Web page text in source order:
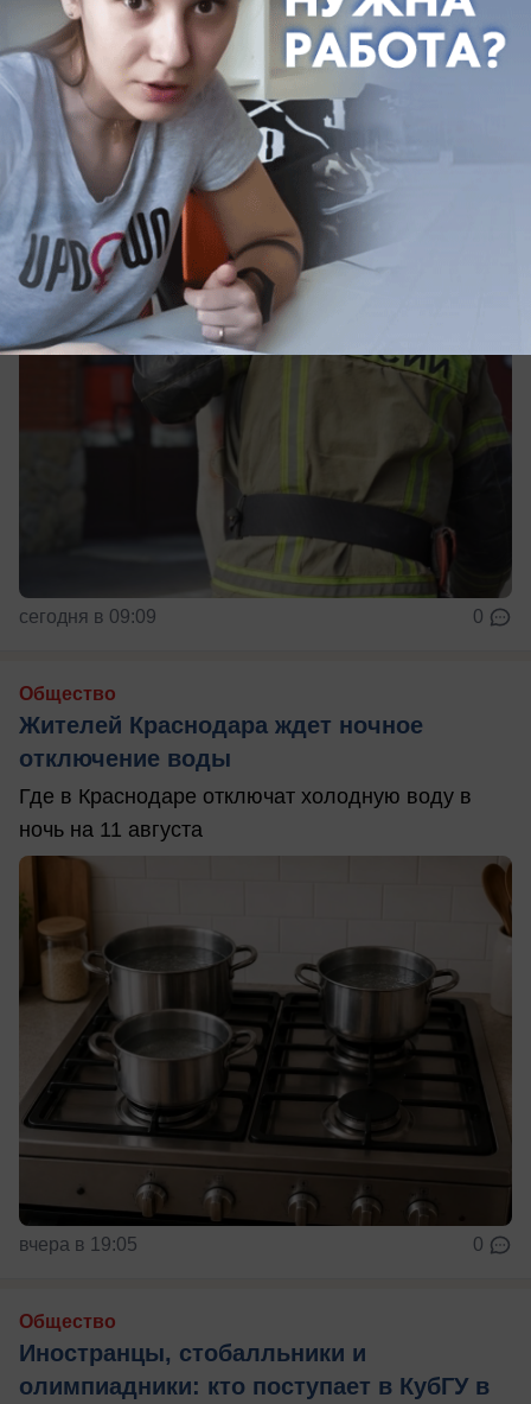
Происшествия
Обломки дрона ВСУ вызвали пожар в
Новороссийске
Фрагменты БПЛА упали на территории
предприятий и частного дома
сегодня в 09:09 0
Общество
Жителей Краснодара ждет ночное
отключение воды
Где в Краснодаре отключат холодную воду в
ночь на 11 августа
вчера в 19:05 0
Общество
Иностранцы, стобалльники и
олимпиадники: кто поступает в КубГУ в